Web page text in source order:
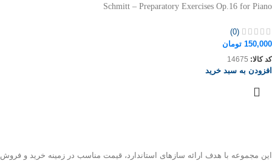
Schmitt – Preparatory Exercises Op.16 for Piano
(0)
150,000 تومان
کد کالا: 14675
افزودن به سبد خرید
این مجموعه با هدف ارائه سازهای استاندارد، قیمت مناسب در زمینه خرید و فروش